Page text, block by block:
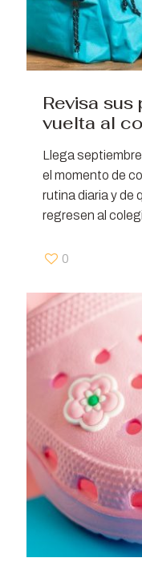
Revisa
vuelta al
Llega
el momento de
rutina diaria y de
regresen al
0